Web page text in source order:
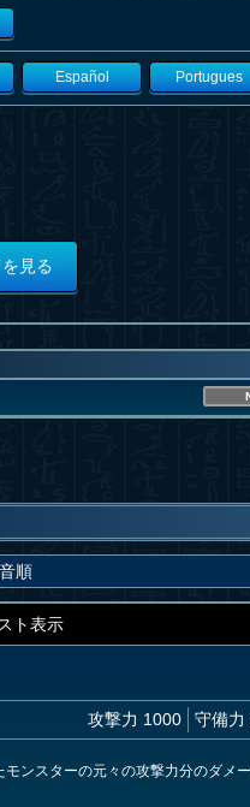
Español Portugues
見る
ト表示
攻撃力 1000 守備力
ンスターの元々の攻撃力分のダメ